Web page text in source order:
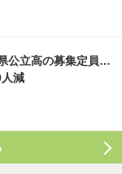
公立高の募集定員…
減